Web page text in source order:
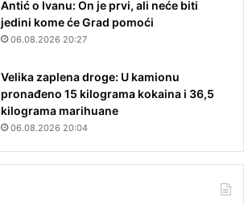
Antić o Ivanu: On je prvi, ali neće biti
jedini kome će Grad pomoći
06.08.2026 20:27
Velika zaplena droge: U kamionu
pronađeno 15 kilograma kokaina i 36,5
kilograma marihuane
06.08.2026 20:04